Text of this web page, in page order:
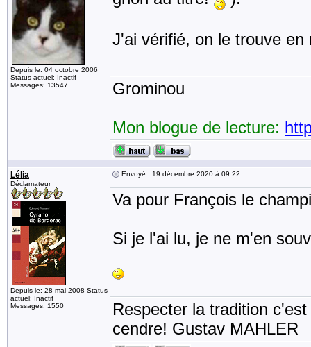
Depuis le: 04 octobre 2006
Status actuel: Inactif
Messages: 13547
J'ai vérifié, on le trouve
Grominou
Mon blogue de lecture:
Lélia
Déclamateur
Depuis le: 28 mai 2008 Status
actuel: Inactif
Messages: 1550
Envoyé : 19 décembre 2020 à 09:22
Va pour François le
Si je l'ai lu, je ne m'en
Respecter la tradition
cendre! Gustav MAHLER